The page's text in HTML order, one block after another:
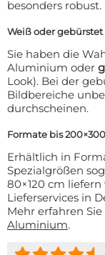
besonders robust.
Weiß oder gebürstet
Sie haben die
Aluminium oder
Look). Bei der
Bildbereiche
durchscheinen.
Formate bis
Erhältlich in
Spezialgrößen
80×120 cm
Lieferservices in
Mehr erfahren
Aluminium.